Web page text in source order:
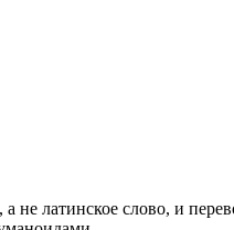
не латинское слово, и